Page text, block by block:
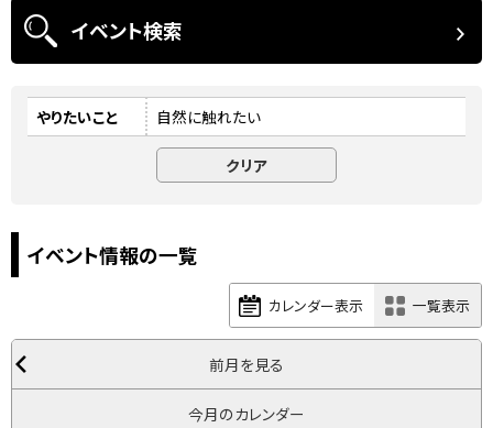
イベント検索
やりたいこと 自然に触れたい
イベント情報の一覧
カレンダー表示 一覧表示
前月を見る
今月のカレンダー